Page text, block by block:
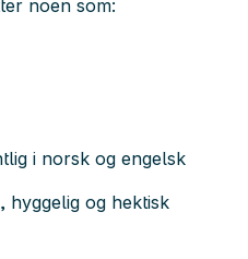
noen som:
i norsk og engelsk
hyggelig og hektisk